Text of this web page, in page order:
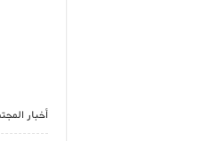
أخبار